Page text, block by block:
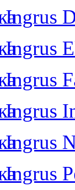
Ingrus
Ingrus
Ingrus
Ingrus
Ingrus
Ingrus